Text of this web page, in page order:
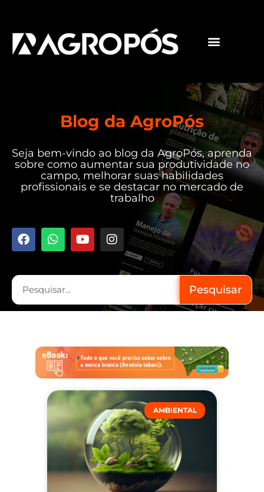
Blog da AgroPós
Seja bem-vindo ao blog da AgroPós, aprenda
sobre como aumentar sua produtividade no
campo, melhorar suas habilidades
profissionais e se destacar no mercado de
trabalho
Pesquisar
AMBIENTAL